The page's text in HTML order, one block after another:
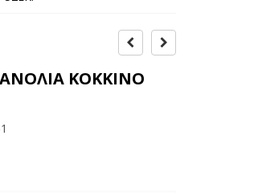
ΚΟΚΚΙΝΟ